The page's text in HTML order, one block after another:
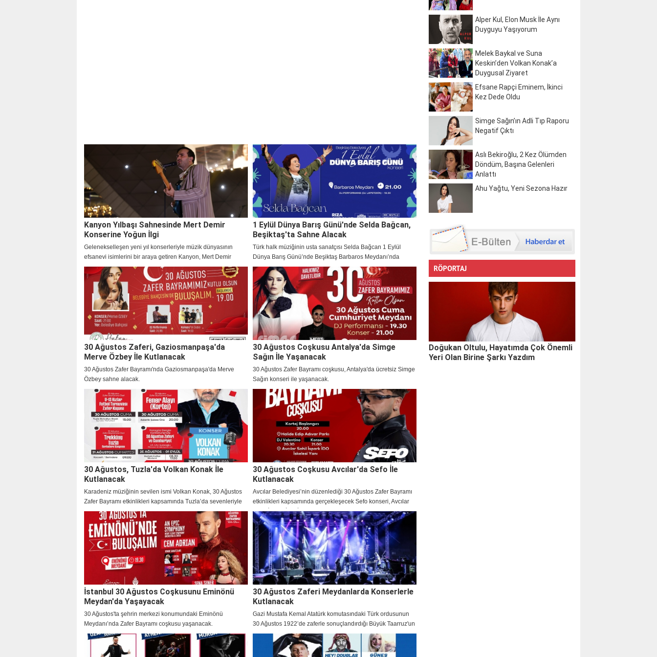
Kanyon Yılbaşı Sahnesinde Mert Demir
Konserine Yoğun İlgi
Gelenekselleşen yeni yıl konserleriyle müzik dünyasının
efsanevi isimlerini bir araya getiren Kanyon, Mert Demir
konseriyle misafirlerine eşsiz anlar yaşattı!
1 Eylül Dünya Barış Günü'nde Selda Bağcan,
Beşiktaş'ta Sahne Alacak
Türk halk müziğinin usta sanatçısı Selda Bağcan 1 Eylül
Dünya Barış Günü’nde Beşiktaş Barbaros Meydanı’nda
muhteşem bir konser verecek.
30 Ağustos Zaferi, Gaziosmanpaşa'da
Merve Özbey İle Kutlanacak
30 Ağustos Zafer Bayramı'nda Gaziosmanpaşa'da Merve
Özbey sahne alacak.
30 Ağustos Coşkusu Antalya'da Simge
Sağın İle Yaşanacak
30 Ağustos Zafer Bayramı coşkusu, Antalya'da ücretsiz Simge
Sağın konseri ile yaşanacak.
30 Ağustos, Tuzla'da Volkan Konak İle
Kutlanacak
Karadeniz müziğinin sevilen ismi Volkan Konak, 30 Ağustos
Zafer Bayramı etkinlikleri kapsamında Tuzla’da sevenleriyle
buluşuyor.
30 Ağustos Coşkusu Avcılar'da Sefo İle
Kutlanacak
Avcılar Belediyesi’nin düzenlediği 30 Ağustos Zafer Bayramı
etkinlikleri kapsamında gerçekleşecek Sefo konseri, Avcılar
Sahil İspark İDO İskele Yanı'nda kutlanacak.
İstanbul 30 Ağustos Coşkusunu Eminönü
Meydan'da Yaşayacak
30 Ağustos'ta şehrin merkezi konumundaki Eminönü
Meydanı’nda Zafer Bayramı coşkusu yaşanacak.
30 Ağustos Zaferi Meydanlarda Konserlerle
Kutlanacak
Gazi Mustafa Kemal Atatürk komutasındaki Türk ordusunun
30 Ağustos 1922’de zaferle sonuçlandırdığı Büyük Taarruz'un
102. yılı, tüm yurtta coşkuyla kutlanmaya hazırlanıyor. 30
Ağustos Zafer Bayramı kapsamında, Türkiye genelinde pek
çok konser ve etkinlik düzenlenecek.
Alper Kul, Elon Musk İle Aynı
Duyguyu Yaşıyorum
Melek Baykal ve Suna
Keskin’den Volkan Konak’a
Duygusal Ziyaret
Efsane Rapçi Eminem, İkinci
Kez Dede Oldu
Simge Sağın’ın Adli Tıp Raporu
Negatif Çıktı
Aslı Bekiroğlu, 2 Kez Ölümden
Döndüm, Başına Gelenleri
Anlattı
Ahu Yağtu, Yeni Sezona Hazır
RÖPORTAJ
Doğukan Oltulu, Hayatımda Çok Önemli
Yeri Olan Birine Şarkı Yazdım